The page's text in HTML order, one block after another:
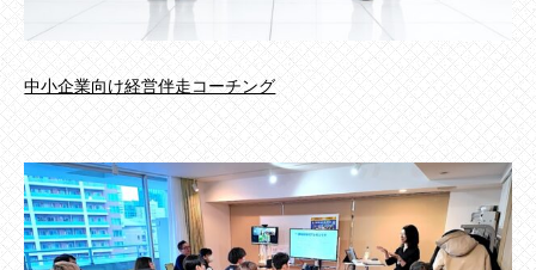
中小企業向け経営伴走コーチング